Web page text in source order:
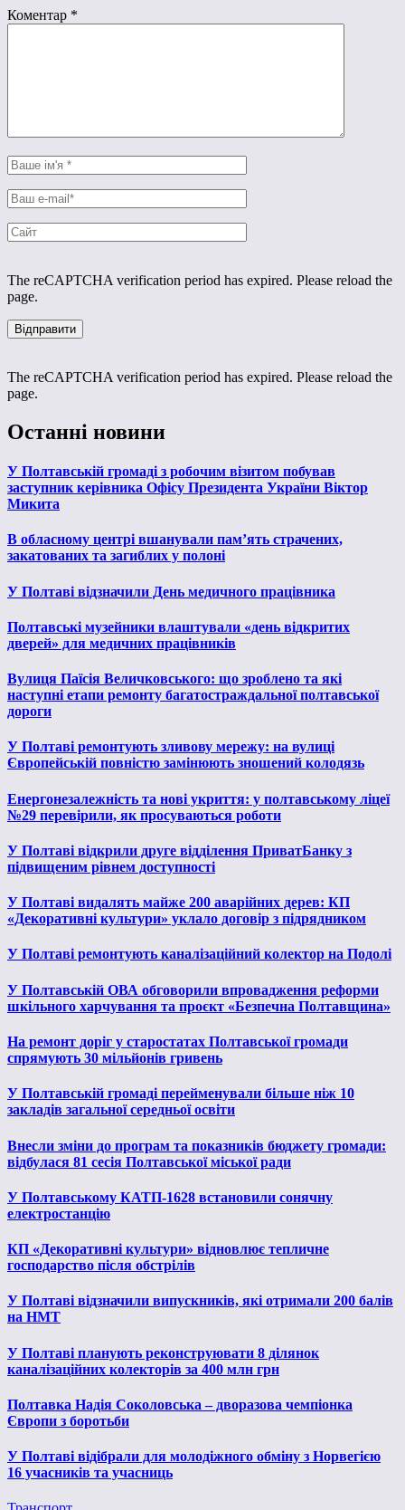
Коментар *
The reCAPTCHA verification period has expired. Please reload the
page.
The reCAPTCHA verification period has expired. Please reload the
page.
Останні новини
У Полтавській громаді з робочим візитом побував
заступник керівника Офісу Президента України Віктор
Микита
В обласному центрі вшанували пам’ять страчених,
закатованих та загиблих у полоні
У Полтаві відзначили День медичного працівника
Полтавські музейники влаштували «день відкритих
дверей» для медичних працівників
Вулиця Паїсія Величковського: що зроблено та які
наступні етапи ремонту багатостраждальної полтавської
дороги
У Полтаві ремонтують зливову мережу: на вулиці
Європейській повністю замінюють зношений колодязь
Енергонезалежність та нові укриття: у полтавському ліцеї
№29 перевірили, як просуваються роботи
У Полтаві відкрили друге відділення ПриватБанку з
підвищеним рівнем доступності
У Полтаві видалять майже 200 аварійних дерев: КП
«Декоративні культури» уклало договір з підрядником
У Полтаві ремонтують каналізаційний колектор на Подолі
У Полтавській ОВА обговорили впровадження реформи
шкільного харчування та проєкт «Безпечна Полтавщина»
На ремонт доріг у старостатах Полтавської громади
спрямують 30 мільйонів гривень
У Полтавській громаді перейменували більше ніж 10
закладів загальної середньої освіти
Внесли зміни до програм та показників бюджету громади:
відбулася 81 сесія Полтавської міської ради
У Полтавському КАТП-1628 встановили сонячну
електростанцію
КП «Декоративні культури» відновлює тепличне
господарство після обстрілів
У Полтаві відзначили випускників, які отримали 200 балів
на НМТ
У Полтаві планують реконструювати 8 ділянок
каналізаційних колекторів за 400 млн грн
Полтавка Надія Соколовська – дворазова чемпіонка
Європи з боротьби
У Полтаві відібрали для молодіжного обміну з Норвегією
16 учасників та учасниць